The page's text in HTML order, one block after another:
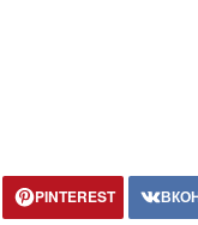
PINTEREST